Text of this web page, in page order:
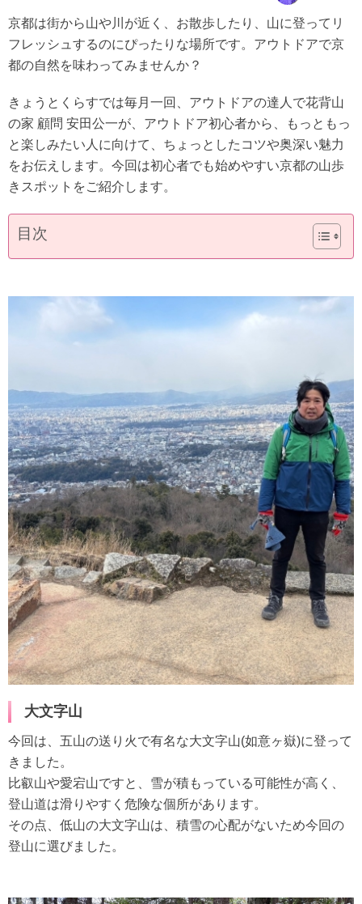
京都は街から山や川が近く、お散歩したり、山に登ってリ
フレッシュするのにぴったりな場所です。アウトドアで京
都の自然を味わってみませんか？
きょうとくらすでは毎月一回、アウトドアの達人で花背山
の家 顧問 安田公一が、アウトドア初心者から、もっともっ
と楽しみたい人に向けて、ちょっとしたコツや奥深い魅力
をお伝えします。今回は初心者でも始めやすい京都の山歩
きスポットをご紹介します。
目次
大文字山
今回は、五山の送り火で有名な大文字山(如意ヶ嶽)に登って
きました。
比叡山や愛宕山ですと、雪が積もっている可能性が高く、
登山道は滑りやすく危険な個所があります。
その点、低山の大文字山は、積雪の心配がないため今回の
登山に選びました。